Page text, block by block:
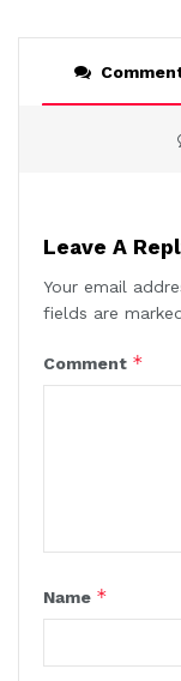
Leave A
Your email
fields are
Comment *
Name *